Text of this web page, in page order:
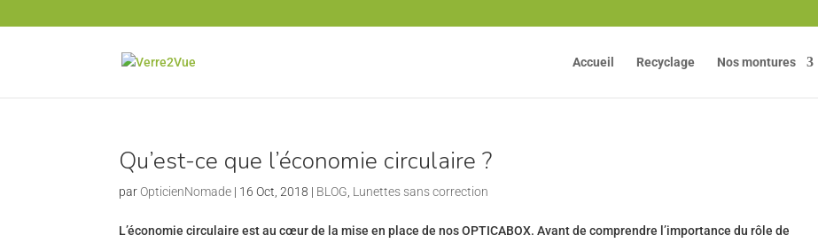
Accueil Recyclage Nos montures
Qu’est-ce que l’économie circulaire ?
par OpticienNomade | 16 Oct, 2018 | BLOG Lunettes sans correction
L’économie circulaire est au cœur de la mise en place de nos OPTICABOX. Avant de comprendre l’importance du rôle de